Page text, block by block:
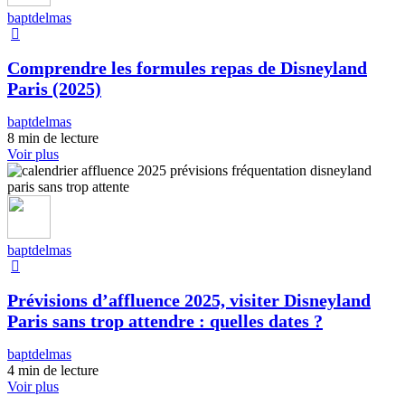
baptdelmas
Comprendre les formules repas de Disneyland
Paris (2025)
baptdelmas
8 min de lecture
Voir plus
baptdelmas
Prévisions d’affluence 2025, visiter Disneyland
Paris sans trop attendre : quelles dates ?
baptdelmas
4 min de lecture
Voir plus